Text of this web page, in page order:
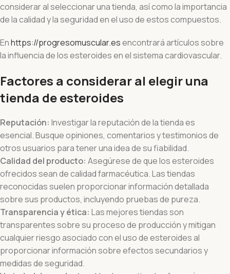
considerar al seleccionar una tienda, así como la importancia
de la calidad y la seguridad en el uso de estos compuestos.
Enhttps://progresomuscular.esencontrará artículos sobre
la influencia de los esteroides en el sistema cardiovascular.
Factores a considerar al elegir una
tienda de esteroides
Reputación: Investigar la reputación de la tienda es
esencial. Busque opiniones, comentarios y testimonios de
otros usuarios para tener una idea de su fiabilidad.
Calidad del producto: Asegúrese de que los esteroides
ofrecidos sean de calidad farmacéutica. Las tiendas
reconocidas suelen proporcionar información detallada
sobre sus productos, incluyendo pruebas de pureza.
Transparencia y ética: Las mejores tiendas son
transparentes sobre su proceso de producción y mitigan
cualquier riesgo asociado con el uso de esteroides al
proporcionar información sobre efectos secundarios y
medidas de seguridad.